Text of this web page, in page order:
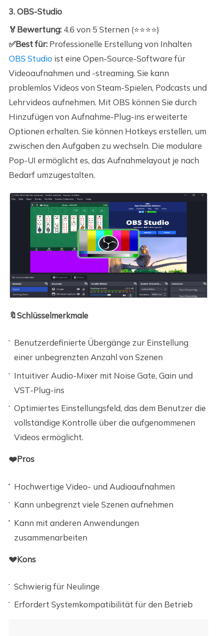
3. OBS-Studio
🏅Bewertung:4.6 von 5 Sternen (⭐⭐⭐⭐)
✅Best für:Professionelle Erstellung von Inhalten
OBS Studio ist eine Open-Source-Software für
Videoaufnahmen und -streaming. Sie kann
problemlos Videos von Steam-Spielen, Podcasts und
Lehrvideos aufnehmen. Mit OBS können Sie durch
Hinzufügen von Aufnahme-Plug-ins erweiterte
Optionen erhalten. Sie können Hotkeys erstellen, um
zwischen den Aufgaben zu wechseln. Die modulare
Pop-UI ermöglicht es, das Aufnahmelayout je nach
Bedarf umzugestalten.
🔖Schlüsselmerkmale
Benutzerdefinierte Übergänge zur Einstellung
einer unbegrenzten Anzahl von Szenen
Intuitiver Audio-Mixer mit Noise Gate, Gain und
VST-Plug-ins
Optimiertes Einstellungsfeld, das dem Benutzer die
vollständige Kontrolle über die aufgenommenen
Videos ermöglicht.
❤️Pros
Hochwertige Video- und Audioaufnahmen
Kann unbegrenzt viele Szenen aufnehmen
Kann mit anderen Anwendungen
zusammenarbeiten
💔Kons
Schwierig für Neulinge
Erfordert Systemkompatibilität für den Betrieb